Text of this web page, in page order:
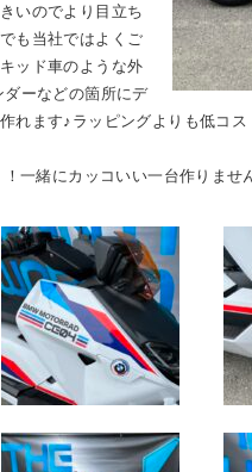
いのでより目立ち
も当社ではよくご
ッド車のような外
ーなどの箇所にデ
れます♪ラッピングよりも低コ
一緒にカッコいい一台作りませ